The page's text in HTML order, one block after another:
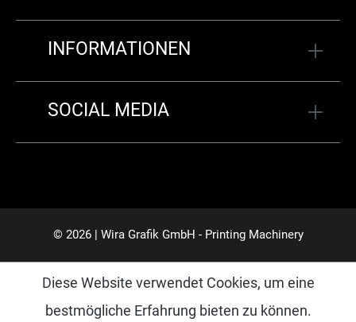
INFORMATIONEN
SOCIAL MEDIA
© 2026 | Wira Grafik GmbH - Printing Machinery
Diese Website verwendet Cookies, um eine
bestmögliche Erfahrung bieten zu können.